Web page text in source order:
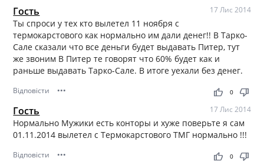
Гость 17 Лис 2014
Ты спроси у тех кто вылетел 11 ноября с
термокарстового как нормально им дали денег!! В Тарко-
Сале сказали что все деньги будет выдавать Питер, тут
же звоним В Питер те говорят что 60% будет как и
раньше выдавать Тарко-Сале. В итоге уехали без денег.
Відповісти ••• thumb_up thumb_down
0
Гость 17 Лис 2014
Нормально Мужики есть конторы и хуже поверьте я сам
01.11.2014 вылетел с Термокарстового ТМГ нормально !!!
Відповісти ••• thumb_up thumb_down
0